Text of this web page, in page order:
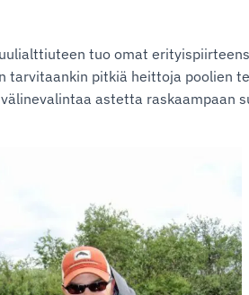
tuo omat
tarvitaankin pitkiä heittoja poolien
astetta raskaampaan